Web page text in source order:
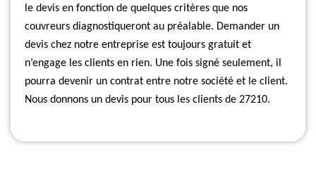
le devis en fonction de quelques critères que nos
couvreurs diagnostiqueront au préalable. Demander un
devis chez notre entreprise est toujours gratuit et
n’engage les clients en rien. Une fois signé seulement, il
pourra devenir un contrat entre notre société et le client.
Nous donnons un devis pour tous les clients de 27210.